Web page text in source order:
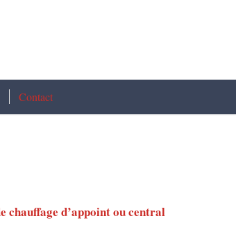
Contact
chauffage d’appoint ou central